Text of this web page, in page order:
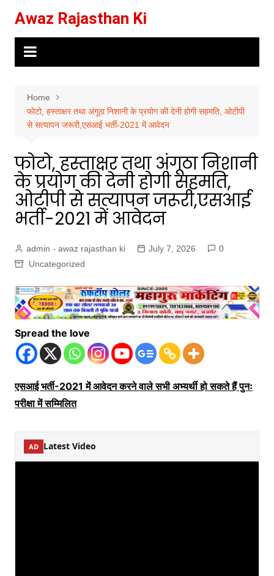
content
Awaz Rajasthan Ki
Home
फोटो, हस्ताक्षर तथा अंगूठा निशानी के प्रयोग की देनी होगी सहमति, ओटीपी
से सत्यापन जरूरी,एसआई भर्ती-2021 में आवेदन
फोटो, हस्ताक्षर तथा अंगूठा निशानी
के प्रयोग की देनी होगी सहमति,
ओटीपी से सत्यापन जरूरी,एसआई
भर्ती-2021 में आवेदन
admin - awaz rajasthan ki July 7, 2026
0
Uncategorized
Spread the love
एसआई भर्ती-2021 में आवेदन करने वाले सभी अभ्यर्थी हो सकते हैं पुनः
परीक्षा में सम्मिलित
AD Latest Video